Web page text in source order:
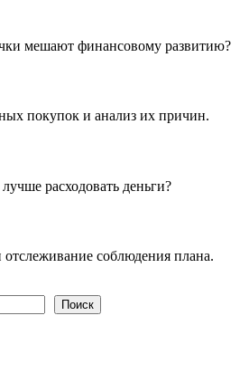
мешают финансовому развитию?
покупок и анализ их причин.
расходовать деньги?
соблюдения плана.
Поиск